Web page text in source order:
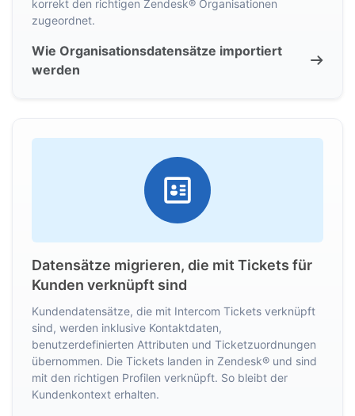
korrekt den richtigen Zendesk® Organisationen
zugeordnet.
Wie Organisationsdatensätze importiert
werden
Datensätze migrieren, die mit Tickets für
Kunden verknüpft sind
Kundendatensätze, die mit Intercom Tickets verknüpft
sind, werden inklusive Kontaktdaten,
benutzerdefinierten Attributen und Ticketzuordnungen
übernommen. Die Tickets landen in Zendesk® und sind
mit den richtigen Profilen verknüpft. So bleibt der
Kundenkontext erhalten.